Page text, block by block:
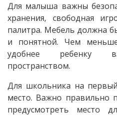
Для малыша важны
хранения, свободная
палитра. Мебель должна
и понятной. Чем
удобнее ребенку
пространством.
Для школьника на
место. Важно правильно
предусмотреть место